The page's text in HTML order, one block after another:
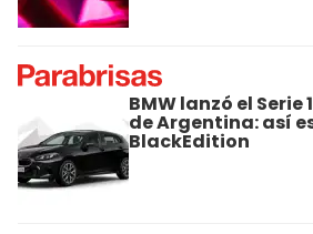
BMW lanzó el Serie
de Argentina: así
BlackEdition